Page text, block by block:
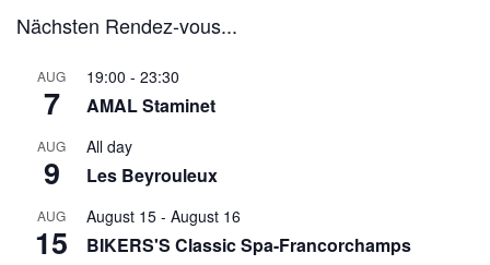
Nächsten Rendez-vous...
AUG
7
19:00 - 23:30
AMAL Staminet
AUG
9
All day
Les Beyrouleux
AUG
15
August 15 - August 16
BIKERS'S Classic Spa-Francorchamps